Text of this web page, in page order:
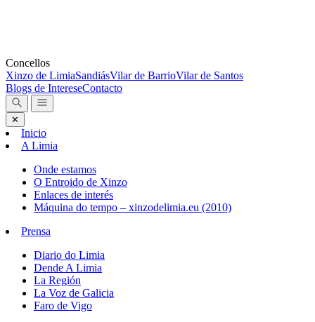
Concellos
Xinzo de LimiaSandiásVilar de BarrioVilar de Santos
Blogs de IntereseContacto
✕
Inicio
A Limia
Onde estamos
O Entroido de Xinzo
Enlaces de interés
Máquina do tempo – xinzodelimia.eu (2010)
Prensa
Diario do Limia
Dende A Limia
La Región
La Voz de Galicia
Faro de Vigo